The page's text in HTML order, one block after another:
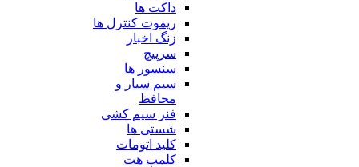
داکت ها
ریموت کنترل ها
زنگ اخبار
سرپیچ
سنسور ها
سیم سیار و
محافظ
فنر سیم کشی
شستی ها
کلید اتومات
کلمپ هت